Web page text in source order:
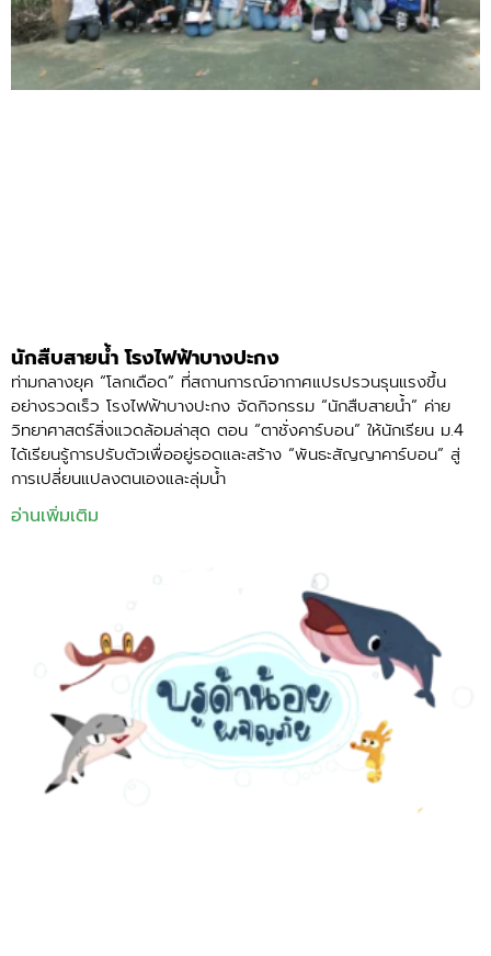
นักสืบสายน้ำ โรงไฟฟ้าบางปะกง
ท่ามกลางยุค “โลกเดือด” ที่สถานการณ์อากาศแปรปรวนรุนแรงขึ้น
อย่างรวดเร็ว โรงไฟฟ้าบางปะกง จัดกิจกรรม “นักสืบสายน้ำ” ค่าย
วิทยาศาสตร์สิ่งแวดล้อมล่าสุด ตอน “ตาชั่งคาร์บอน” ให้นักเรียน ม.4
ได้เรียนรู้การปรับตัวเพื่ออยู่รอดและสร้าง “พันธะสัญญาคาร์บอน” สู่
การเปลี่ยนแปลงตนเองและลุ่มน้ำ
อ่านเพิ่มเติม